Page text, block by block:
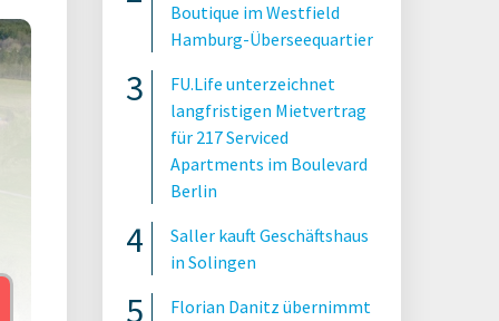
Boutique im Westfield
Hamburg-Überseequartier
FU.Life unterzeichnet
langfristigen Mietvertrag
für 217 Serviced
Apartments im Boulevard
Berlin
Saller kauft Geschäftshaus
in Solingen
Florian Danitz übernimmt